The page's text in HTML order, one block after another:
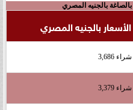
بالجنيه المصري
الأسعار بالجنيه المصري